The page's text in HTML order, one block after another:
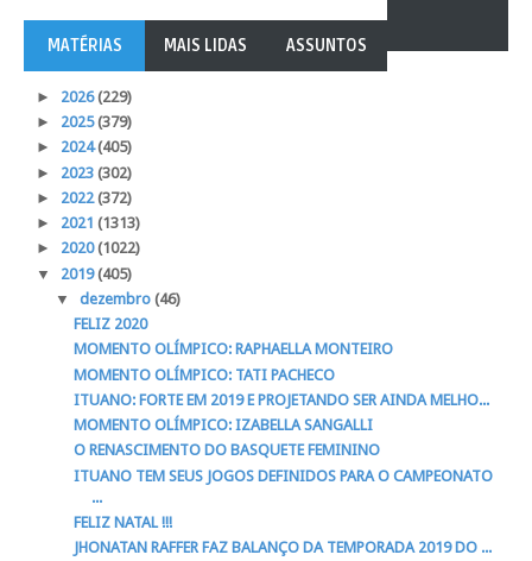
MATÉRIAS MAIS LIDAS ASSUNTOS
► 2026(229)
► 2025(379)
► 2024(405)
► 2023 (302)
► 2022(372)
► 2021 (1313)
► 2020(1022)
▼ 2019(405)
▼ dezembro (46)
FELIZ 2020
MOMENTO OLÍMPICO: RAPHAELLA MONTEIRO
MOMENTO OLÍMPICO: TATI PACHECO
ITUANO: FORTE EM 2019 E PROJETANDO SER AINDA MELHO...
MOMENTO OLÍMPICO: IZABELLA SANGALLI
O RENASCIMENTO DO BASQUETE FEMININO
ITUANO TEM SEUS JOGOS DEFINIDOS PARA O CAMPEONATO
...
FELIZ NATAL !!!
JHONATAN RAFFER FAZ BALANÇO DA TEMPORADA 2019 DO ...